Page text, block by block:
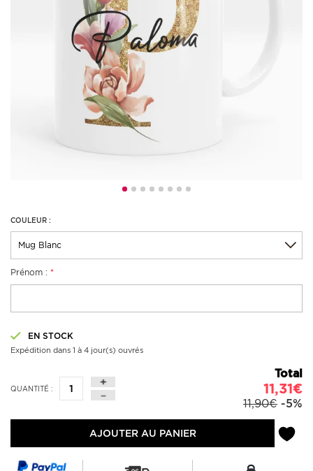
COULEUR :
Prénom : *
EN STOCK
Expédition dans 1 à 4 jour(s) ouvrés
QUANTITÉ :
Total
11,31€
11,90€ -5%
AJOUTER AU PANIER